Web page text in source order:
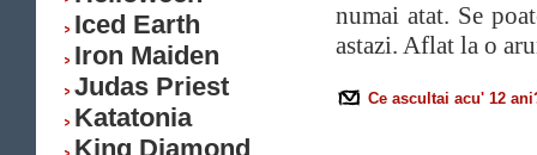
Iced Earth
Iron Maiden
Judas Priest
Katatonia
King Diamond
numai atat. Se
astazi. Aflat la o
Ce ascultai acu' 12